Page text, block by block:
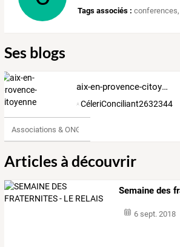
Tags associés : conferences
Ses blogs
aix-en-provence-citoyenne
CéleriConciliant2632344
Associations & ONG
Articles à découvrir
Semaine des
6 sept. 2018